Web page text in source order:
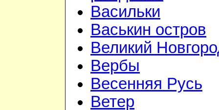
Васильки
Васькин остров
Великий
Вербы
Весенняя Русь
Ветер